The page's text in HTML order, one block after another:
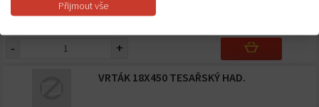
Skladem do 72h:0ks
- +
VRTÁK 18X450 TESAŘSKÝ HAD.
Přijmout vše